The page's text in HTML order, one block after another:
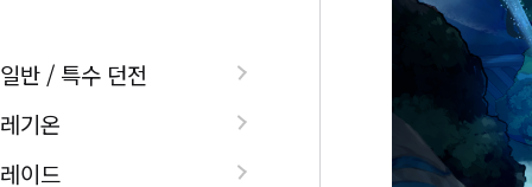
일반 / 특수 던전
레기온
레이드